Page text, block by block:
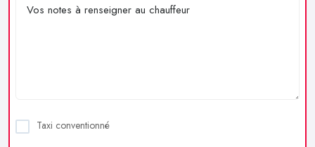
Taxi conventionné